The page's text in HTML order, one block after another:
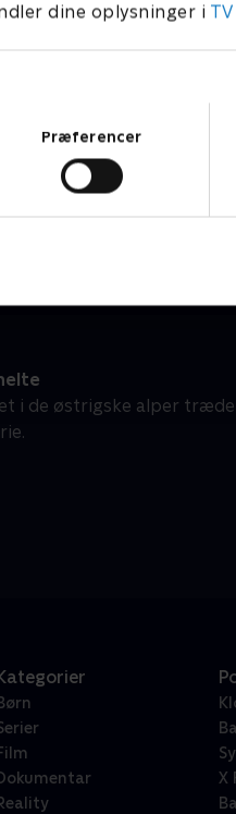
dine oplysninger i
Præferencer
i de østrigske alper
Børn
Film
Dokumentar
Reality
X